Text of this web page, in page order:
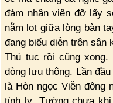
đám nhân viên đỡ lấy
nằm lọt giữa lòng bàn
đang biểu diễn trên sân
Thủ tục rồi cũng
dòng lưu thông. Lần
là Hòn ngọc Viễn
tỉnh lỵ, Tường chưa